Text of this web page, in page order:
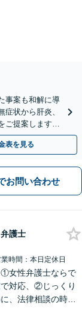
事案も和解に導
状から肝炎、
ご提案します。
表を見る
お問い合わせ
弁護士
時間：本日定休日
女性弁護士ならで
対応、②じっくり
、法律相談の時間